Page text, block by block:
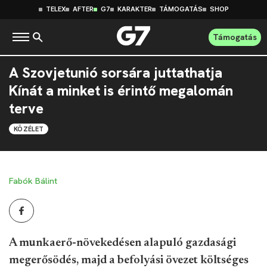
TELEX AFTER G7 KARAKTER TÁMOGATÁS SHOP
Támogatás
A Szovjetunió sorsára juttathatja
Kínát a minket is érintő megalomán
terve
KÖZÉLET
Fabók Bálint
A munkaerő-növekedésen alapuló gazdasági
megerősödés, majd a befolyási övezet költséges